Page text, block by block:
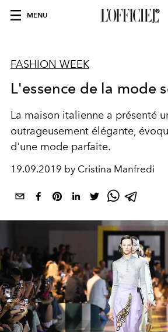
MENU
FASHION WEEK
L'essence de la mode
La maison italienne a présenté
outrageusement élégante,
d'une mode parfaite.
19.09.2019 by Cristina Manfredi